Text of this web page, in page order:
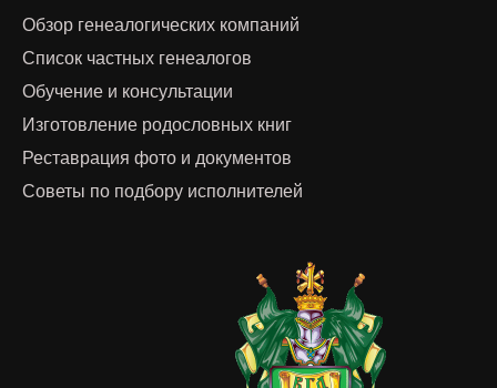
Обзор генеалогических компаний
Список частных генеалогов
Обучение и консультации
Изготовление родословных книг
Реставрация фото и документов
Советы по подбору исполнителей